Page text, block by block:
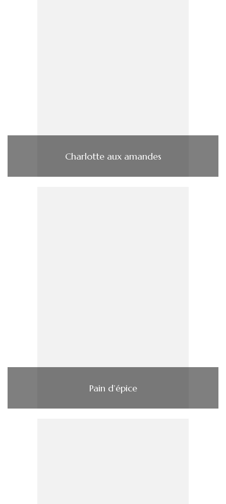
Charlotte aux amandes
Pain d’épice